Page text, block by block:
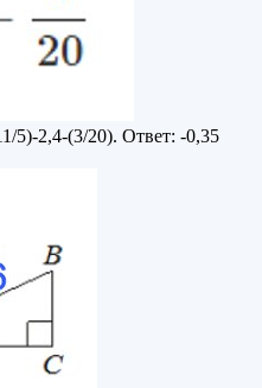
5)-2,4-(3/20). Ответ: -0,35